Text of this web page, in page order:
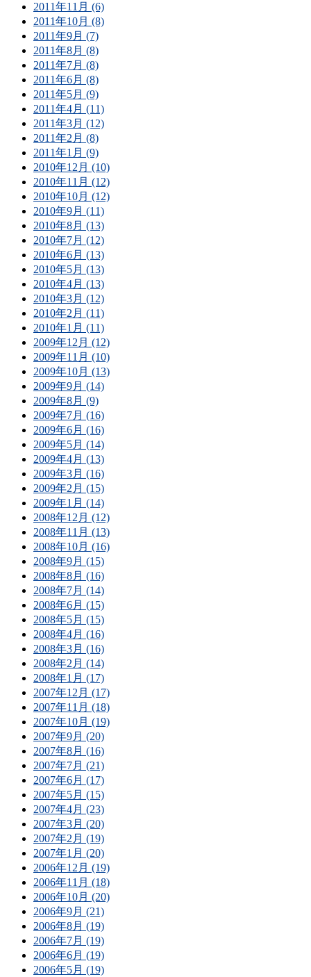
2011年11月 (6)
2011年10月 (8)
2011年9月 (7)
2011年8月 (8)
2011年7月 (8)
2011年6月 (8)
2011年5月 (9)
2011年4月 (11)
2011年3月 (12)
2011年2月 (8)
2011年1月 (9)
2010年12月 (10)
2010年11月 (12)
2010年10月 (12)
2010年9月 (11)
2010年8月 (13)
2010年7月 (12)
2010年6月 (13)
2010年5月 (13)
2010年4月 (13)
2010年3月 (12)
2010年2月 (11)
2010年1月 (11)
2009年12月 (12)
2009年11月 (10)
2009年10月 (13)
2009年9月 (14)
2009年8月 (9)
2009年7月 (16)
2009年6月 (16)
2009年5月 (14)
2009年4月 (13)
2009年3月 (16)
2009年2月 (15)
2009年1月 (14)
2008年12月 (12)
2008年11月 (13)
2008年10月 (16)
2008年9月 (15)
2008年8月 (16)
2008年7月 (14)
2008年6月 (15)
2008年5月 (15)
2008年4月 (16)
2008年3月 (16)
2008年2月 (14)
2008年1月 (17)
2007年12月 (17)
2007年11月 (18)
2007年10月 (19)
2007年9月 (20)
2007年8月 (16)
2007年7月 (21)
2007年6月 (17)
2007年5月 (15)
2007年4月 (23)
2007年3月 (20)
2007年2月 (19)
2007年1月 (20)
2006年12月 (19)
2006年11月 (18)
2006年10月 (20)
2006年9月 (21)
2006年8月 (19)
2006年7月 (19)
2006年6月 (19)
2006年5月 (19)